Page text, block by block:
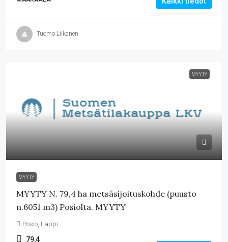
Tuomo Liikanen
MYYTY
MYYTY
MYYTY N. 79,4 ha metsäsijoituskohde (puusto
n.6051 m3) Posiolta. MYYTY
Posio, Lappi
79,4